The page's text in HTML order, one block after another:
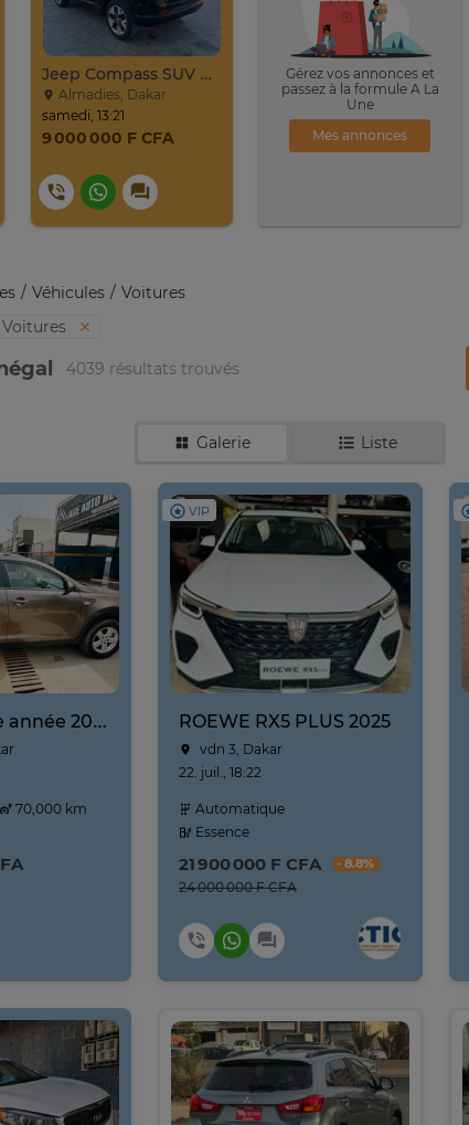
Jeep Compass SUV Noir Essence Automatique
Almadies, Dakar
samedi, 13:21
9 000 000 F CFA
Gérez vos annonces et
passez à la formule A La
Une
Mes annonces
Véhicules
Voitures
Voitures
4039 résultats trouvés
Galerie Liste
Kia Sportage année 2025
70,000 km
VIP
ROEWE RX5 PLUS 2025
vdn 3, Dakar
22. juil., 18:22
Automatique
Essence
21 900 000 F CFA - 8.8%
24 000 000 F CFA